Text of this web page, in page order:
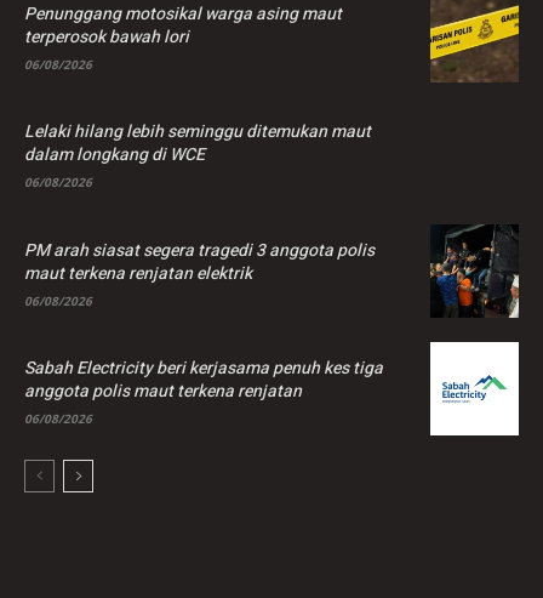
Penunggang motosikal warga asing maut
terperosok bawah lori
06/08/2026
Lelaki hilang lebih seminggu ditemukan maut
dalam longkang di WCE
06/08/2026
PM arah siasat segera tragedi 3 anggota polis
maut terkena renjatan elektrik
06/08/2026
Sabah Electricity beri kerjasama penuh kes tiga
anggota polis maut terkena renjatan
06/08/2026